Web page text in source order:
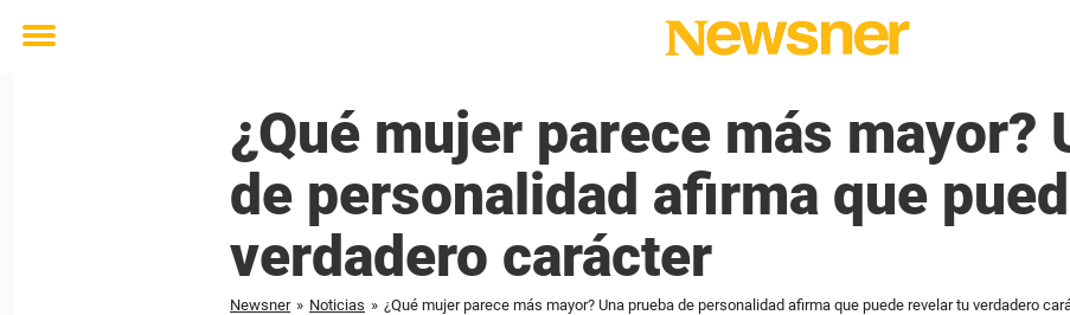
Toggle
¿Qué mujer parece más mayor?
de personalidad afirma que
verdadero carácter
Newsner » Noticias » ¿Qué mujer parece más mayor? Una prueba de personalidad afirma que puede revelar tu verdadero